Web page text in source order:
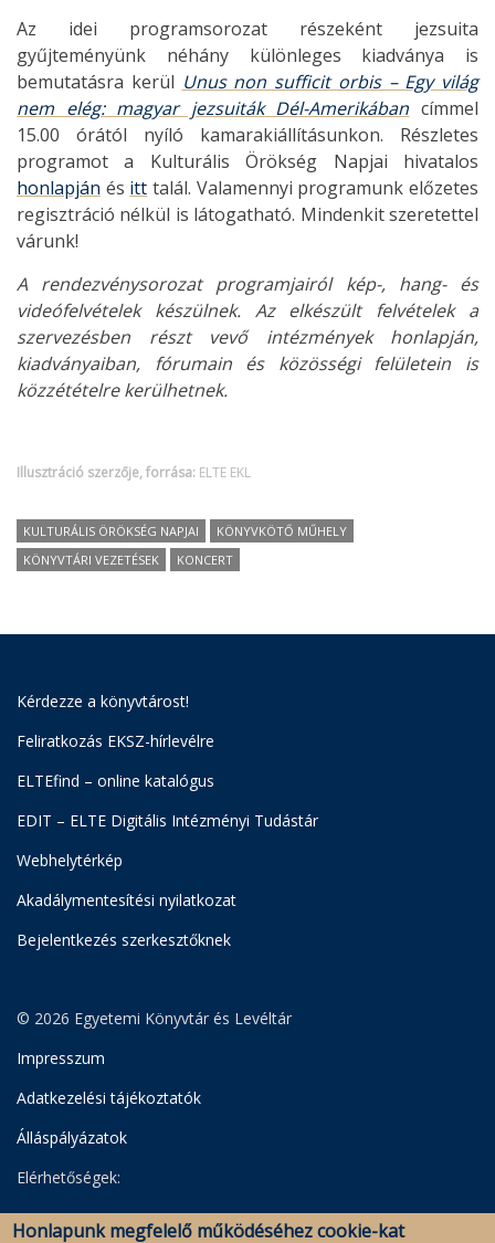
Az idei programsorozat részeként jezsuita
gyűjteményünk néhány különleges kiadványa is
bemutatásra kerül Unus non sufficit orbis – Egy világ
nem elég: magyar jezsuiták Dél-Amerikában címmel
15.00 órától nyíló kamarakiállításunkon. Részletes
programot a Kulturális Örökség Napjai hivatalos
honlapján és itt talál. Valamennyi programunk előzetes
regisztráció nélkül is látogatható. Mindenkit szeretettel
várunk!
A rendezvénysorozat programjairól kép-, hang- és
videófelvételek készülnek. Az elkészült felvételek a
szervezésben részt vevő intézmények honlapján,
kiadványaiban, fórumain és közösségi felületein is
közzétételre kerülhetnek.
Illusztráció szerzője, forrása: ELTE EKL
KULTURÁLIS ÖRÖKSÉG NAPJAI
KÖNYVKÖTŐ MŰHELY
KÖNYVTÁRI VEZETÉSEK
KONCERT
Kérdezze a könyvtárost!
Feliratkozás EKSZ-hírlevélre
ELTEfind – online katalógus
EDIT – ELTE Digitális Intézményi Tudástár
Webhelytérkép
Akadálymentesítési nyilatkozat
Bejelentkezés szerkesztőknek
© 2026 Egyetemi Könyvtár és Levéltár
Impresszum
Adatkezelési tájékoztatók
Álláspályázatok
Elérhetőségek:
Egyetemi Könyvtár
Honlapunk megfelelő működéséhez cookie-kat